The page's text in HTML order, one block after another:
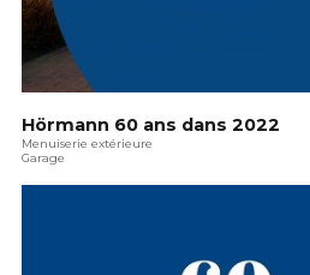
Hörmann 60 ans dans 2022
Menuiserie extérieure
Garage